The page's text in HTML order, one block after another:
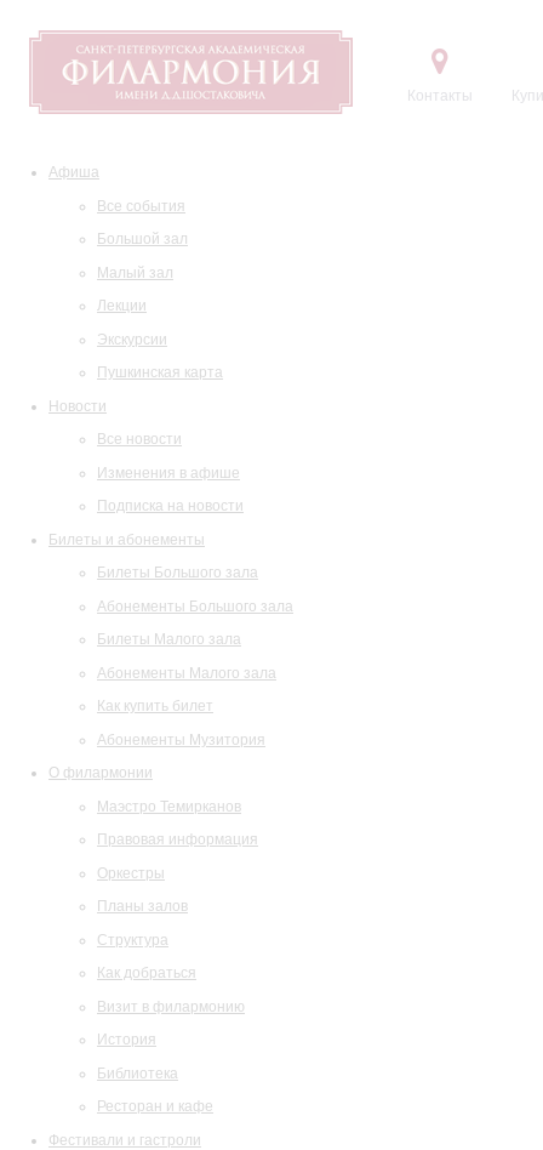
Контакты
Афиша
Все события
Большой зал
Малый зал
Лекции
Экскурсии
Пушкинская карта
Новости
Все новости
Изменения в афише
Подписка на новости
Билеты и абонементы
Билеты Большого зала
Абонементы Большого зала
Билеты Малого зала
Абонементы Малого зала
Как купить билет
Абонементы Музитория
О филармонии
Маэстро Темирканов
Правовая информация
Оркестры
Планы залов
Структура
Как добраться
Визит в филармонию
История
Библиотека
Ресторан и кафе
Фестивали и гастроли